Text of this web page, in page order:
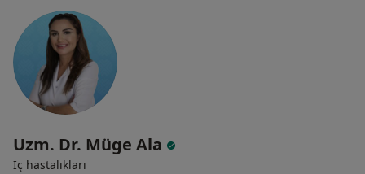
Uzm. Dr. Müge Ala
İç hastalıkları